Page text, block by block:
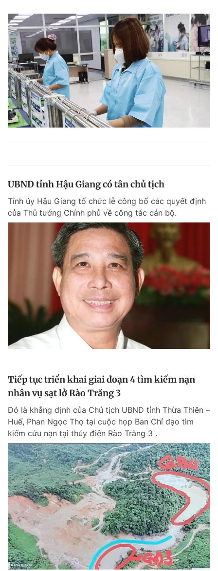
UBND tỉnh Hậu Giang có tân chủ tịch
Tỉnh ủy Hậu Giang tổ chức lễ công bố các quyết định
của Thủ tướng Chính phủ về công tác cán bộ.
Tiếp tục triển khai giai đoạn 4 tìm kiếm nạn
nhân vụ sạt lở Rào Trăng 3
Đó là khẳng định của Chủ tịch UBND tỉnh Thừa Thiên –
Huế, Phan Ngọc Thọ tại cuộc họp Ban Chỉ đạo tìm
kiếm cứu nạn tại thủy điện Rào Trăng 3 .